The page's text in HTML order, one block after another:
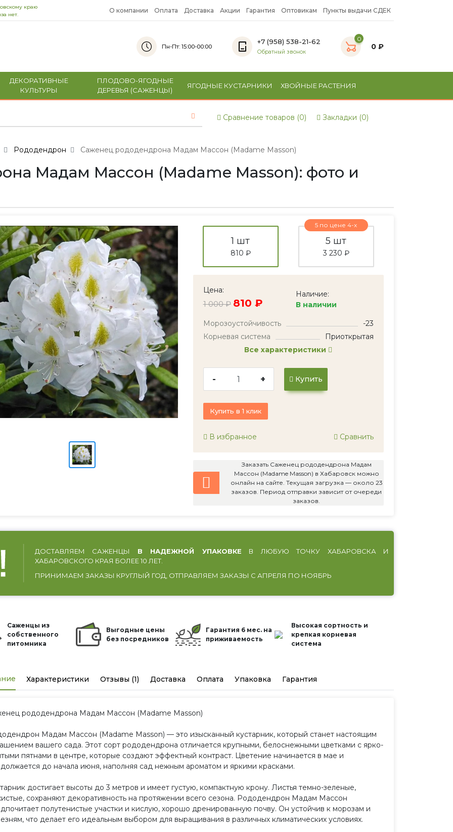
краю
нет.
О компании Оплата Доставка Акции Гарантия Оптовикам Пункты выдачи СДЕК
Пн-Пт: 15:00-00:00
+7 (958) 538-21-62
Обратный звонок
0
0 ₽
ДЕКОРАТИВНЫЕ
КУЛЬТУРЫ
ПЛОДОВО-ЯГОДНЫЕ
ДЕРЕВЬЯ (САЖЕНЦЫ)
ЯГОДНЫЕ КУСТАРНИКИ ХВОЙНЫЕ РАСТЕНИЯ
Сравнение товаров (0) Закладки (0)
Рододендрон Саженец рододендрона Мадам Массон (Madame Masson)
Мадам Массон (Madame Masson): фото и
1 шт
810 ₽
5 по цене 4-х
5 шт
3 230 ₽
Цена:
1 000 ₽ 810 ₽
Наличие:
В наличии
Морозоустойчивость
-23
Корневая система
Приоткрытая
Все характеристики
- + Купить
Купить в 1 клик
В избранное Сравнить
Заказать Саженец рододендрона Мадам
Массон (Madame Masson) в Хабаровск можно
онлайн на сайте. Текущая загрузка — около 23
заказов. Период отправки зависит от очереди
заказов.
ДОСТАВЛЯЕМ САЖЕНЦЫ В НАДЕЖНОЙ УПАКОВКЕ В ЛЮБУЮ ТОЧКУ ХАБАРОВСКА И
ХАБАРОВСКОГО КРАЯ БОЛЕЕ 10 ЛЕТ.
ПРИНИМАЕМ ЗАКАЗЫ КРУГЛЫЙ ГОД, ОТПРАВЛЯЕМ ЗАКАЗЫ С АПРЕЛЯ ПО НОЯБРЬ
Саженцы из
собственного
питомника
Выгодные цены
без посредников
Гарантия 6 мес. на
приживаемость
Высокая сортность и
крепкая корневая
система
Характеристики Отзывы (1) Доставка Оплата Упаковка Гарантия
рододендрона Мадам Массон (Madame Masson)
Мадам Массон (Madame Masson) — это изысканный кустарник, который станет настоящим
вашего сада. Этот сорт рододендрона отличается крупными, белоснежными цветками с ярко-
пятнами в центре, которые создают эффектный контраст. Цветение начинается в мае и
до начала июня, наполняя сад нежным ароматом и яркими красками.
достигает высоты до 3 метров и имеет густую, компактную крону. Листья темно-зеленые,
сохраняют декоративность на протяжении всего сезона. Рододендрон Мадам Массон
полутенистые участки и кислую, хорошо дренированную почву. Он устойчив к морозам и
что делает его идеальным выбором для выращивания в различных климатических условиях.